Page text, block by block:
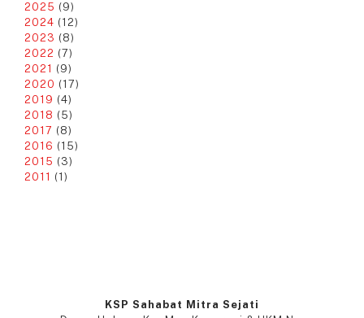
2025 (9)
2024 (12)
2023 (8)
2022 (7)
2021 (9)
2020 (17)
2019 (4)
2018 (5)
2017 (8)
2016 (15)
2015 (3)
2011 (1)
KSP Sahabat Mitra Sejati